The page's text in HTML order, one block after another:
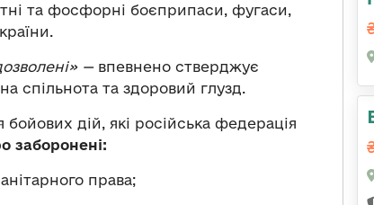
та фосфорні боєприпаси, фугаси,
—впевнено стверджує
спільнота та здоровий глузд.
дій, які російська федерація
заборонені:
права;